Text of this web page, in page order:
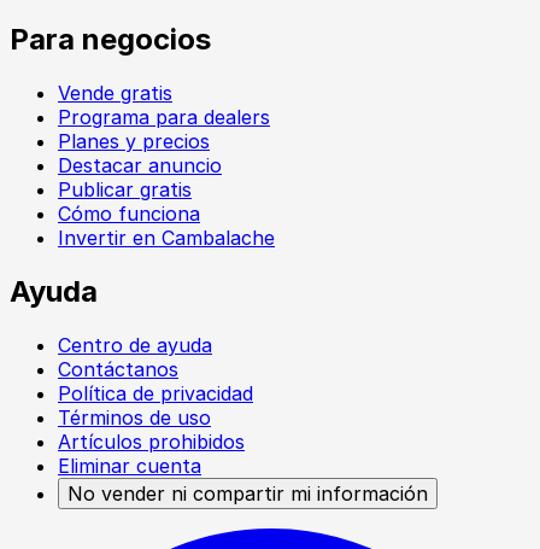
Para negocios
Vende gratis
Programa para dealers
Planes y precios
Destacar anuncio
Publicar gratis
Cómo funciona
Invertir en Cambalache
Ayuda
Centro de ayuda
Contáctanos
Política de privacidad
Términos de uso
Artículos prohibidos
Eliminar cuenta
No vender ni compartir mi información